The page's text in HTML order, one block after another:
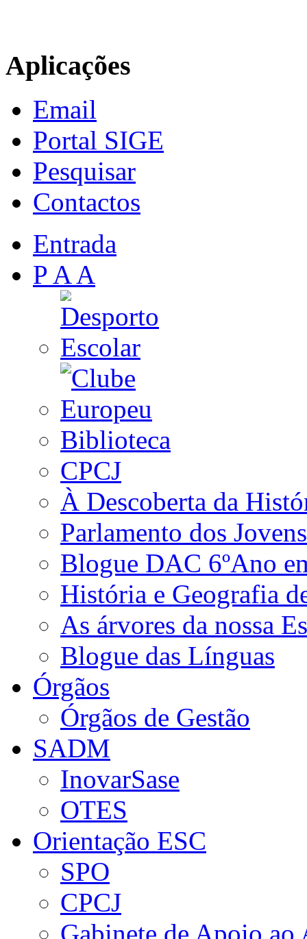
Aplicações
Email
Portal SIGE
Pesquisar
Contactos
Entrada
P A A
Biblioteca
CPCJ
À Descoberta da
Parlamento dos Jovens
Blogue DAC 6ºAno
História e Geografia
As árvores da nossa
Blogue das Línguas
Órgãos
Órgãos de Gestão
SADM
InovarSase
OTES
Orientação ESC
SPO
CPCJ